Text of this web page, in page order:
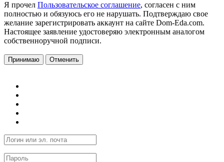
Я прочел Пользовательское соглашение, согласен с ним
полностью и обязуюсь его не нарушать. Подтверждаю свое
желание зарегистрировать аккаунт на сайте Dom-Eda.com.
Настоящее заявление удостоверяю электронным аналогом
собственноручной подписи.
Принимаю Отменить